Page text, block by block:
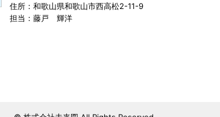
住所：和歌山県和歌山市西高松2-11-9
担当：藤戸 輝洋